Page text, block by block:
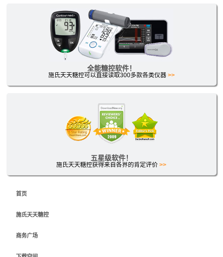
全能糖控软件！
施氏天天糖控可以直接读取300多款各类仪器>>
五星级软件！
施氏天天糖控获得来自各界的肯定评价 >>
首页
施氏天天糖控
商务广场